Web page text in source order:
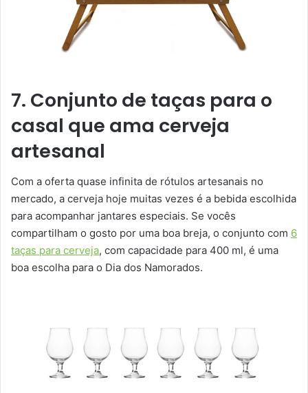
7. Conjunto de taças para o
casal que ama cerveja
artesanal
Com a oferta quase infinita de rótulos artesanais no
mercado, a cerveja hoje muitas vezes é a bebida escolhida
para acompanhar jantares especiais. Se vocês
compartilham o gosto por uma boa breja, o conjunto com 6
taças para cerveja, com capacidade para 400 ml, é uma
boa escolha para o Dia dos Namorados.